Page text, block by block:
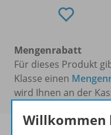
Mengenrabatt
Für dieses Produkt
Klasse einen
wird Ihnen an der
Willkommen